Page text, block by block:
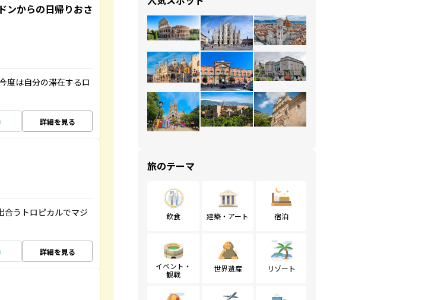
ンからの日帰りおさ
度は自分の滞在するロ
詳細を見る
合うトロピカルでマジ
詳細を見る
旅のテーマ
飲食 建築・アート 宿泊
イベント・
観戦
世界遺産 リゾート